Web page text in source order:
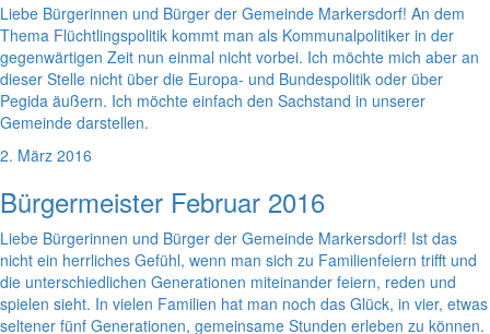
Liebe Bürgerinnen und Bürger der Gemeinde Markersdorf! An dem
Thema Flüchtlingspolitik kommt man als Kommunalpolitiker in der
gegenwärtigen Zeit nun einmal nicht vorbei. Ich möchte mich aber an
dieser Stelle nicht über die Europa- und Bundespolitik oder über
Pegida äußern. Ich möchte einfach den Sachstand in unserer
Gemeinde darstellen.
2. März 2016
Bürgermeister Februar 2016
Liebe Bürgerinnen und Bürger der Gemeinde Markersdorf! Ist das
nicht ein herrliches Gefühl, wenn man sich zu Familienfeiern trifft und
die unterschiedlichen Generationen miteinander feiern, reden und
spielen sieht. In vielen Familien hat man noch das Glück, in vier, etwas
seltener fünf Generationen, gemeinsame Stunden erleben zu können.